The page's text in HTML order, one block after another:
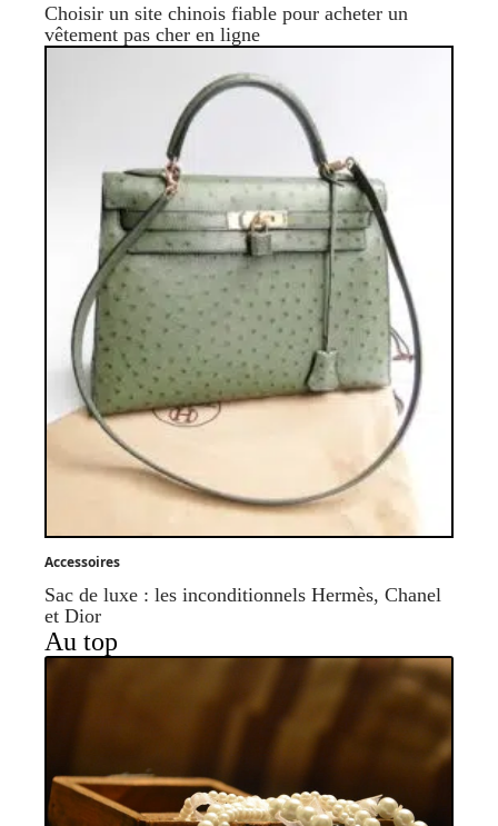
Choisir un site chinois fiable pour acheter un
vêtement pas cher en ligne
Accessoires
Sac de luxe : les inconditionnels Hermès, Chanel
et Dior
Au top